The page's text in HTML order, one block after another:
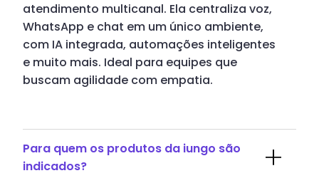
atendimento multicanal. Ela centraliza voz,
WhatsApp e chat em um único ambiente,
com IA integrada, automações inteligentes
e muito mais. Ideal para equipes que
buscam agilidade com empatia.
Para quem os produtos da iungo são
indicados?